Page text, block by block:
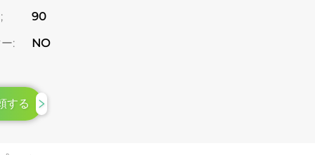
90
:
NO
する